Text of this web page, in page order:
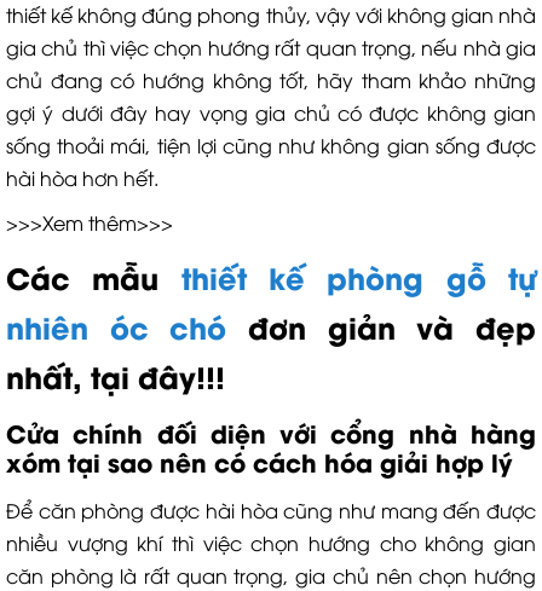
thiết kế không đúng phong thủy, vậy với không gian nhà
gia chủ thì việc chọn hướng rất quan trọng, nếu nhà gia
chủ đang có hướng không tốt, hãy tham khảo những
gợi ý dưới đây hay vọng gia chủ có được không gian
sống thoải mái, tiện lợi cũng như không gian sống được
hài hòa hơn hết.
>>>Xem thêm>>>
Các mẫu thiết kế phòng gỗ tự
nhiên óc chó đơn giản và đẹp
nhất, tại đây!!!
Cửa chính đối diện với cổng nhà hàng
xóm tại sao nên có cách hóa giải hợp lý
Để căn phòng được hài hòa cũng như mang đến được
nhiều vượng khí thì việc chọn hướng cho không gian
căn phòng là rất quan trọng, gia chủ nên chọn hướng